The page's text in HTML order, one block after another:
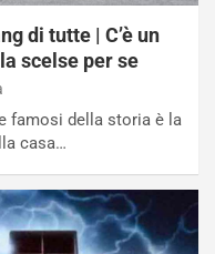
di tutte | C’è un
scelse per se
famosi della storia è la
casa…